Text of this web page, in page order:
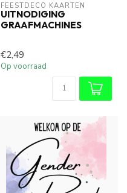
FEESTDECO KAARTEN
UITNODIGING
GRAAFMACHINES
€2,49
Op voorraad